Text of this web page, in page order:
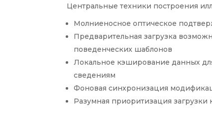
Центральные техники построения
Молниеносное оптическое
Предварительная загрузка
поведенческих шаблонов
Локальное кэширование данных
сведениям
Фоновая синхронизация
Разумная приоритизация